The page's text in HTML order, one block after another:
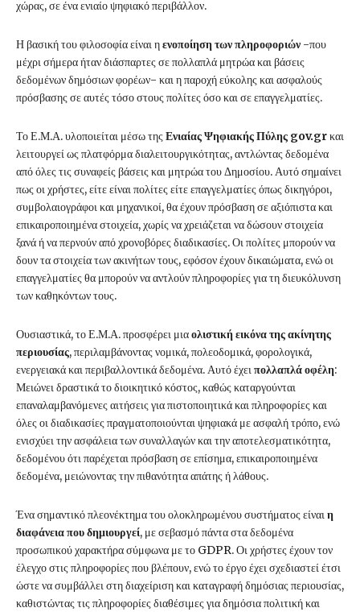
χώρας, σε ένα ενιαίο ψηφιακό περιβάλλον.
Η βασική του φιλοσοφία είναι ηενοποίηση των πληροφοριών -που
μέχρι σήμερα ήταν διάσπαρτες σε πολλαπλά μητρώα και βάσεις
δεδομένων δημόσιων φορέων- και η παροχή εύκολης και ασφαλούς
πρόσβασης σε αυτές τόσο στους πολίτες όσο και σε επαγγελματίες.
Το Ε.Μ.Α. υλοποιείται μέσω της Ενιαίας Ψηφιακής Πύλης gov.grκαι
λειτουργεί ως πλατφόρμα διαλειτουργικότητας, αντλώντας δεδομένα
από όλες τις συναφείς βάσεις και μητρώα του Δημοσίου. Αυτό σημαίνει
πως οι χρήστες, είτε είναι πολίτες είτε επαγγελματίες όπως δικηγόροι,
συμβολαιογράφοι και μηχανικοί, θα έχουν πρόσβαση σε αξιόπιστα και
επικαιροποιημένα στοιχεία, χωρίς να χρειάζεται να δώσουν στοιχεία
ξανά ή να περνούν από χρονοβόρες διαδικασίες. Οι πολίτες μπορούν να
δουν τα στοιχεία των ακινήτων τους, εφόσον έχουν δικαιώματα, ενώ οι
επαγγελματίες θα μπορούν να αντλούν πληροφορίες για τη διευκόλυνση
των καθηκόντων τους.
Ουσιαστικά, το Ε.Μ.Α. προσφέρει μιαολιστική εικόνα της ακίνητης
περιουσίας, περιλαμβάνοντας νομικά, πολεοδομικά, φορολογικά,
ενεργειακά και περιβαλλοντικά δεδομένα. Αυτό έχει πολλαπλά οφέλη:
Μειώνει δραστικά το διοικητικό κόστος, καθώς καταργούνται
επαναλαμβανόμενες αιτήσεις για πιστοποιητικά και πληροφορίες και
όλες οι διαδικασίες πραγματοποιούνται ψηφιακά με ασφαλή τρόπο, ενώ
ενισχύει την ασφάλεια των συναλλαγών και την αποτελεσματικότητα,
δεδομένου ότι παρέχεται πρόσβαση σε επίσημα, επικαιροποιημένα
δεδομένα, μειώνοντας την πιθανότητα απάτης ή λάθους.
Ένα σημαντικό πλεονέκτημα του ολοκληρωμένου συστήματος είναι η
διαφάνεια που δημιουργεί, με σεβασμό πάντα στα δεδομένα
προσωπικού χαρακτήρα σύμφωνα με το GDPR. Οι χρήστες έχουν τον
έλεγχο στις πληροφορίες που βλέπουν, ενώ το έργο έχει σχεδιαστεί έτσι
ώστε να συμβάλλει στη διαχείριση και καταγραφή δημόσιας περιουσίας,
καθιστώντας τις πληροφορίες διαθέσιμες για δημόσια πολιτική και